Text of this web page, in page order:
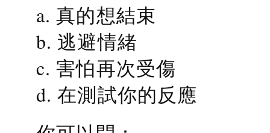
a. 真的想結束
b. 逃避情緒
c. 害怕再次受傷
d. 在測試你的反應